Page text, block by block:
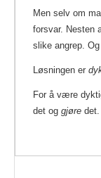
Men selv om
forsvar. Nesten
slike angrep.
Løsningen er
For å være
det og gjøre det.